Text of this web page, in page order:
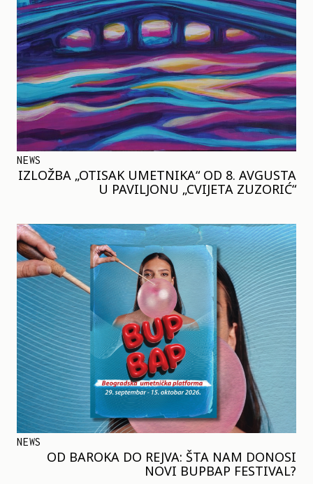
NEWS
IZLOŽBA „OTISAK UMETNIKA“ OD 8. AVGUSTA
U PAVILJONU „CVIJETA ZUZORIĆ“
NEWS
OD BAROKA DO REJVA: ŠTA NAM DONOSI
NOVI BUPBAP FESTIVAL?